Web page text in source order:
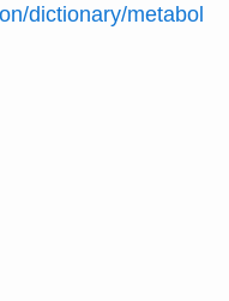
dictionary/metabol